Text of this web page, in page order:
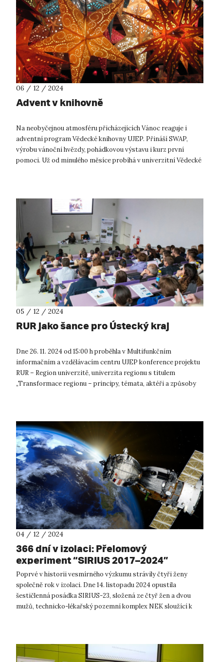
06 / 12 / 2024
Advent v knihovně
Na neobyčejnou atmosféru přicházejících Vánoc reaguje i
adventní program Vědecké knihovny UJEP. Přináší SWAP,
výrobu vánoční hvězdy, pohádkovou výstavu i kurz první
pomoci. Už od minulého měsíce probíhá v univerzitní Vědecké
05 / 12 / 2024
RUR jako šance pro Ústecký kraj
Dne 26. 11. 2024 od 15:00 h proběhla v Multifunkčním
informačním a vzdělávacím centru UJEP konference projektu
RUR – Region univerzitě, univerzita regionu s titulem
„Transformace regionu – principy, témata, aktéři a způsoby
04 / 12 / 2024
366 dní v izolaci: Přelomový
experiment “SIRIUS 2017–2024”
dokončen
Poprvé v historii vesmírného výzkumu strávily čtyři ženy
společně rok v izolaci. Dne 14. listopadu 2024 opustila
šestičlenná posádka SIRIUS-23, složená ze čtyř žen a dvou
mužů, technicko-lékařský pozemní komplex NEK sloužící k